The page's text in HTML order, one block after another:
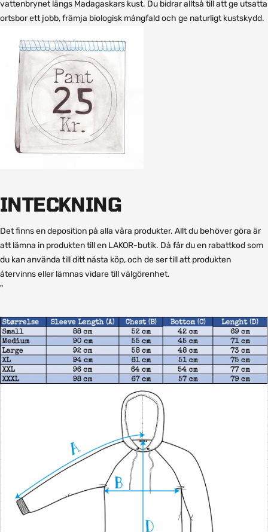
vattenbrynet längs Madagaskars kust. Du bidrar alltså till att ge utsatta
ortsbor ett jobb, främja biologisk mångfald och ge naturligt kustskydd.
INTECKNING
Det finns en deposition på alla våra produkter. Allt du behöver göra är
att lämna in produkten till en LAKOR-butik. Då får du en rabattkod som
du kan använda till ditt nästa köp, och de ser till att produkten
återvinns eller lämnas vidare till välgörenhet.
"